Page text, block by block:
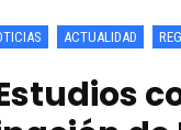
ACTUALIDAD